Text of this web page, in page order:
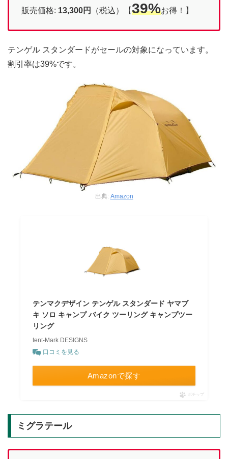
販売価格: 13,300円 （税込）【39%お得！】
テンゲル スタンダードがセールの対象になっています。
割引率は39%です。
出典: Amazon
テンマクデザイン テンゲル スタンダード ヤマブ
キ ソロ キャンプ バイク ツーリング キャンプツー
リング
tent-Mark DESIGNS
口コミを見る
Amazonで探す
ポチップ
ミグラテール